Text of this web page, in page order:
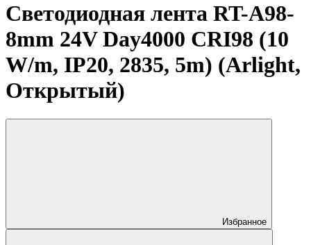
Светодиодная лента RT-A98-
8mm 24V Day4000 CRI98 (10
W/m, IP20, 2835, 5m) (Arlight,
Открытый)
Избранное